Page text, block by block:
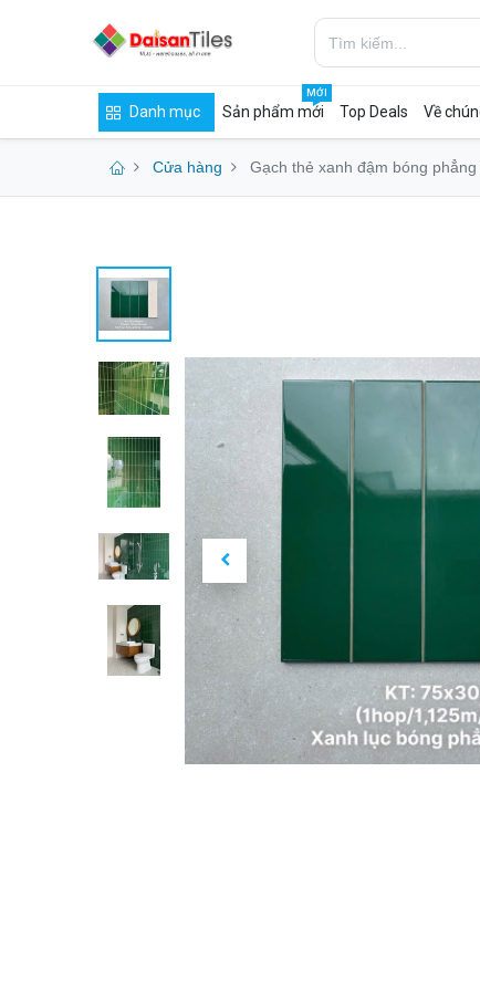
Danh mục Sản phẩm mới
MỚI
Top Deals Về
Cửa hàng